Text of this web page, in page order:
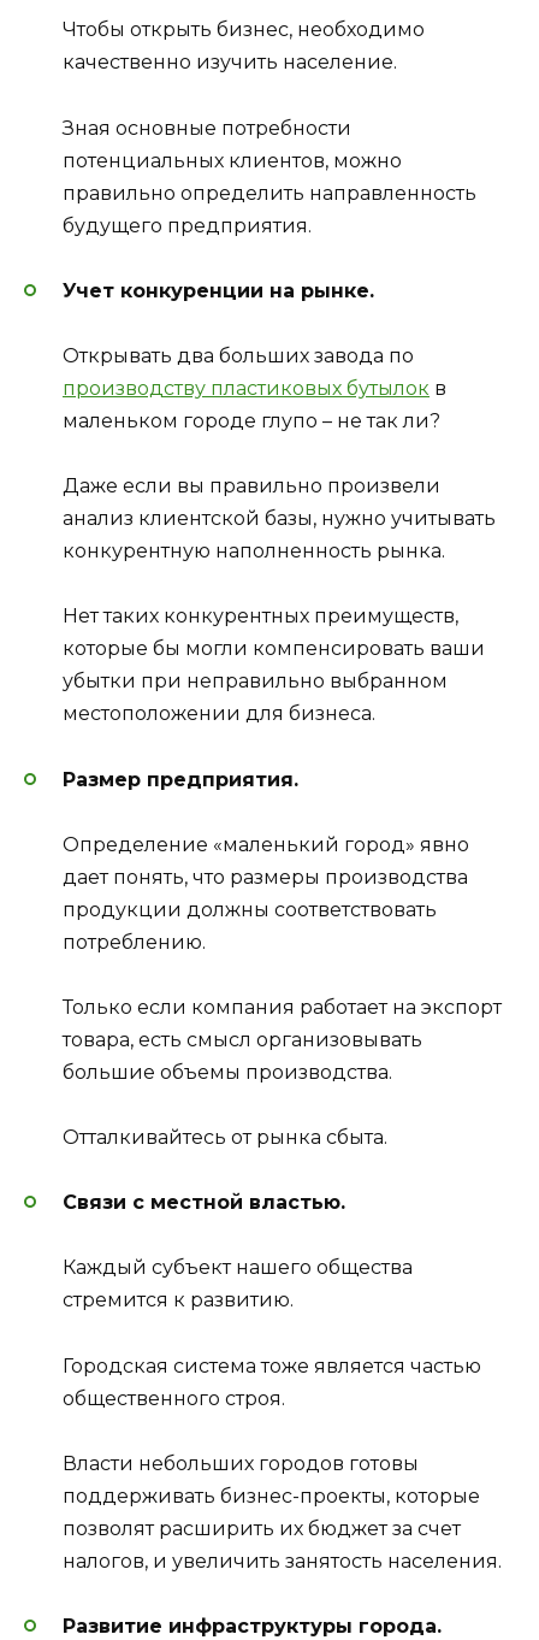
Чтобы открыть бизнес, необходимо
качественно изучить население.
Зная основные потребности
потенциальных клиентов, можно
правильно определить направленность
будущего предприятия.
Учет конкуренции на рынке.
Открывать два больших завода по
производству пластиковых бутылок в
маленьком городе глупо – не так ли?
Даже если вы правильно произвели
анализ клиентской базы, нужно учитывать
конкурентную наполненность рынка.
Нет таких конкурентных преимуществ,
которые бы могли компенсировать ваши
убытки при неправильно выбранном
местоположении для бизнеса.
Размер предприятия.
Определение «маленький город» явно
дает понять, что размеры производства
продукции должны соответствовать
потреблению.
Только если компания работает на экспорт
товара, есть смысл организовывать
большие объемы производства.
Отталкивайтесь от рынка сбыта.
Связи с местной властью.
Каждый субъект нашего общества
стремится к развитию.
Городская система тоже является частью
общественного строя.
Власти небольших городов готовы
поддерживать бизнес-проекты, которые
позволят расширить их бюджет за счет
налогов, и увеличить занятость населения.
Развитие инфраструктуры города.